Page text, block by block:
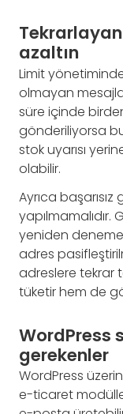
azaltın
Limit
olmayan
süre içinde
gönderiliyorsa
stok uyarısı
olabilir.
Ayrıca başarısız
yapılmamalıdır.
yeniden
adres
adreslere tekrar
tüketir hem de
WordPress
gerekenler
WordPress
e-ticaret